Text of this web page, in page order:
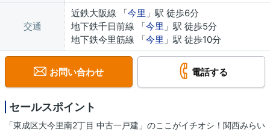
交通
近鉄大阪線 「今里 」駅 徒歩6分
地下鉄千日前線 「今里 」駅 徒歩5分
地下鉄今里筋線 「今里 」駅 徒歩10分
お問い合わせ 電話する
セールスポイント
「東成区大今里南2丁目 中古一戸建」のここがイチオシ！関西みらい